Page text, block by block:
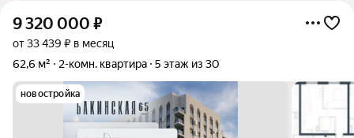
9 320 000 ₽
от 33 439 ₽ в месяц
62,6 м²
2-комн. квартира 5 этаж из 30
новостройка